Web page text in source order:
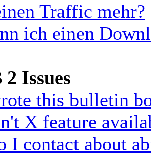
Traffic mehr?
ich einen
Issues
this bulletin
X feature
I contact about